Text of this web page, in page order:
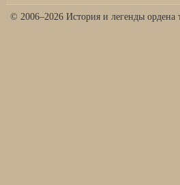
© 2006–2026 История и легенды ордена